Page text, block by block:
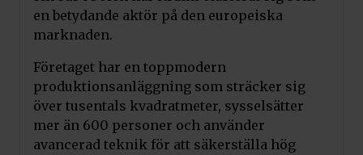
en betydande aktör på den europeiska
marknaden.
Företaget har en toppmodern
produktionsanläggning som sträcker sig
över tusentals kvadratmeter, sysselsätter
mer än 600 personer och använder
avancerad teknik för att säkerställa hög